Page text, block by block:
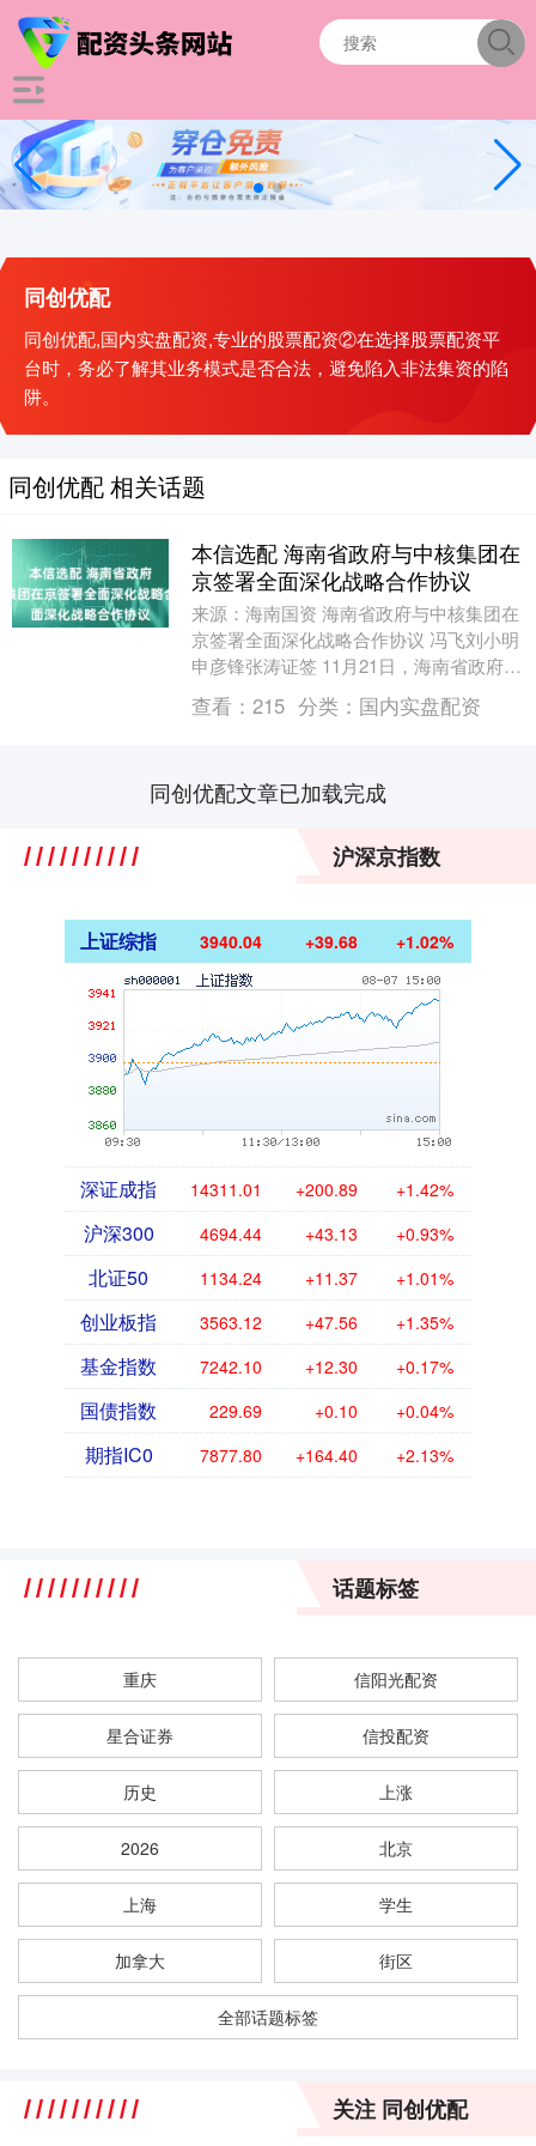
同创优配
同创优配,国内实盘配资,专业的股票配资②在选择股票配资平
台时，务必了解其业务模式是否合法，避免陷入非法集资的陷
阱。
同创优配 相关话题
本信选配 海南省政府与中核集团在
京签署全面深化战略合作协议
来源：海南国资 海南省政府与中核集团在
京签署全面深化战略合作协议 冯飞刘小明
申彦锋张涛证签 11月21日，海南省政府与
中国核工业集团有限公司在北京签署全面
深化战....
查看： 215 分类： 国内实盘配资
同创优配文章已加载完成
沪深京指数
上证综指 3940.04 +39.68 +1.02%
深证成指 14311.01 +200.89 +1.42%
沪深300 4694.44 +43.13 +0.93%
北证50 1134.24 +11.37 +1.01%
创业板指 3563.12 +47.56 +1.35%
基金指数 7242.10 +12.30 +0.17%
国债指数 229.69 +0.10 +0.04%
期指IC0 7877.80 +164.40 +2.13%
话题标签
重庆 信阳光配资
星合证券 信投配资
历史 上涨
2026 北京
上海 学生
加拿大 街区
全部话题标签
关注 同创优配